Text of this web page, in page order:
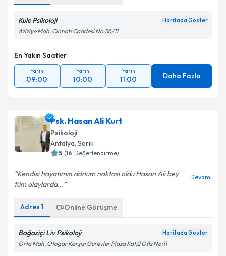
Kule Psikoloji Haritada Göster
Aziziye Mah. Cinnah Caddesi No:56/11
En Yakın Saatler
Yarın
09:00
Yarın
10:00
Yarın
11:00 Daha Fazla
Psk. Hasan Ali Kurt
Psikoloji
Antalya, Serik
5 (16 Değerlendirme)
Kendisi hayatımın dönüm noktası oldu Hasan Ali bey
tüm olaylarda...
Devamı
Adres 1 Online Görüşme
Boğaziçi Liv Psikoloji Haritada Göster
Orta Mah. Otogar Karşısı Gürevler Plaza Kat:2 Ofis No:11